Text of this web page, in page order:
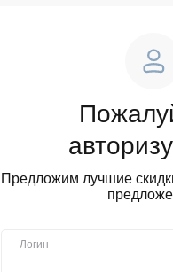
Предложим лучшие
Логин